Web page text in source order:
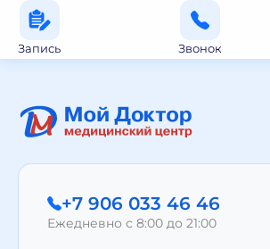
Запись Звонок
+7 906 033 46 46
Ежедневно с 8:00 до 21:00